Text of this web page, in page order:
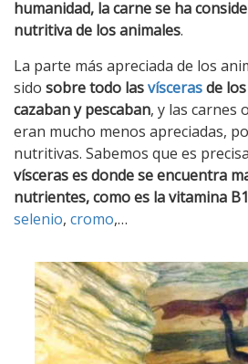
humanidad, la carne se ha
nutritiva de los animales.
La parte más apreciada de los
sido sobre todo lasvíscerasde
cazaban y pescaban, y las carnes
eran mucho menos apreciadas,
nutritivas. Sabemos que es
vísceras es donde se encuentra
nutrientes, como es la vitamina
selenio, cromo,…